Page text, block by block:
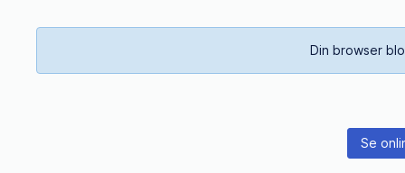
Din browser
Se